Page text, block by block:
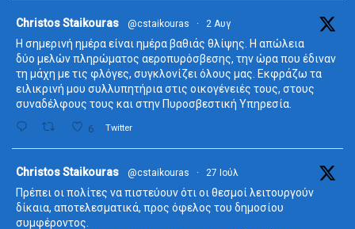
Christos Staikouras @cstaikouras · 2 Αυγ
Η σημερινή ημέρα είναι ημέρα βαθιάς θλίψης. Η απώλεια
δύο μελών πληρώματος αεροπυρόσβεσης, την ώρα που έδιναν
τη μάχη με τις φλόγες, συγκλονίζει όλους μας. Εκφράζω τα
ειλικρινή μου συλλυπητήρια στις οικογένειές τους, στους
συναδέλφους τους και στην Πυροσβεστική Υπηρεσία.
6 Twitter
Christos Staikouras @cstaikouras · 27 Ιούλ
Πρέπει οι πολίτες να πιστεύουν ότι οι θεσμοί λειτουργούν
δίκαια, αποτελεσματικά, προς όφελος του δημοσίου
συμφέροντος.